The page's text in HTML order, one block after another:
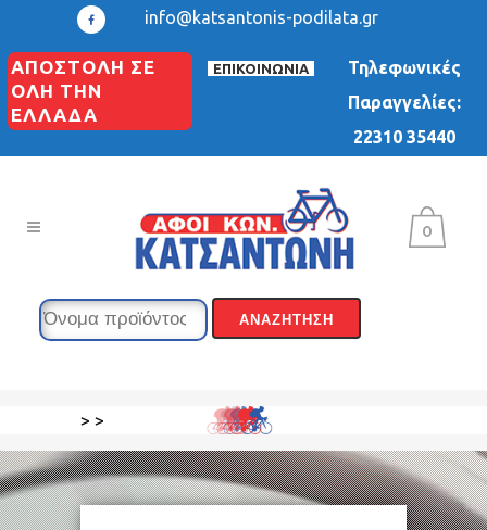
info@katsantonis-podilata.gr
ΑΠΟΣΤΟΛΗ ΣΕ
ΟΛΗ ΤΗΝ
ΕΛΛΑΔΑ
ΕΠΙΚΟΙΝΩΝΙΑ
Τηλεφωνικές
Παραγγελίες:
22310 35440
0
> >